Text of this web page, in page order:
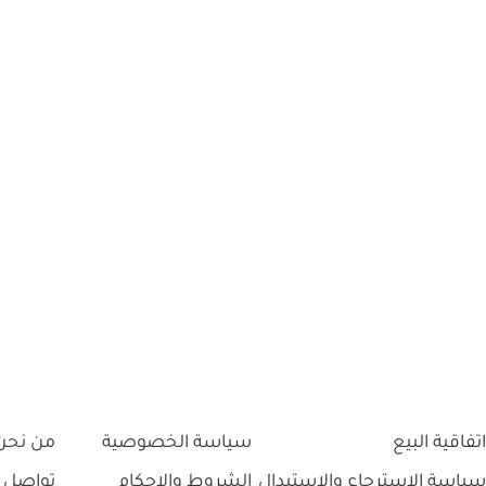
اتفاقية البيع
سياسة الخصوصية
من